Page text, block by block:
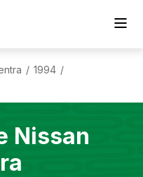
/ 1994 /
Nissan